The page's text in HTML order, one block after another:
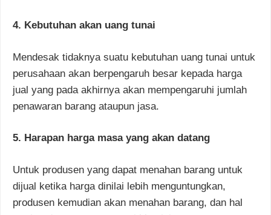
4. Kebutuhan akan uang tunai
Mendesak tidaknya suatu kebutuhan uang tunai untuk
perusahaan akan berpengaruh besar kepada harga
jual yang pada akhirnya akan mempengaruhi jumlah
penawaran barang ataupun jasa.
5. Harapan harga masa yang akan datang
Untuk produsen yang dapat menahan barang untuk
dijual ketika harga dinilai lebih menguntungkan,
produsen kemudian akan menahan barang, dan hal